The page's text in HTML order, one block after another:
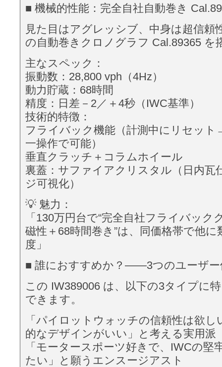
■ 機械的性能：完全自社自動巻き
見た目はアグレッシブ、中身は超信頼
の自動巻きクロノグラフ Cal.89365 を
主なスペック：
振動数：28,800 vph（4Hz）
動力貯蔵：68時間
精度：日差－2／＋4秒（IWC基準）
技術的特徴：
フライバック機能（計測中にリセッ
一操作で可能）
垂直クラッチ＋コラムホイール
裏蓋：サファイアクリスタル（日内瓦
ジ可視化）
💡 魅力：
「130万円台で“完全自社フライバック
磁性＋68時間巻き”は、同価格帯で他
度」
■ 誰におすすめか？——3つのユーザー
この IW389006 は、以下の3タイプに
できます。
「パイロットウォッチの信頼性は欲し
的なデザインがいい」と考える実用派
「モータースポーツ好きで、IWCの堅
たい」と願うエンスージアスト